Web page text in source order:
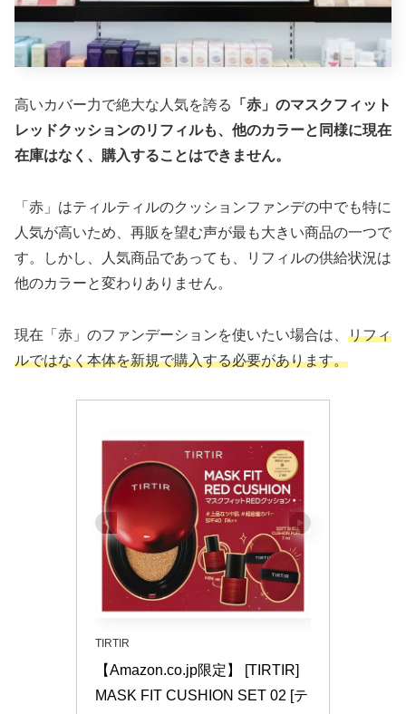
高いカバー力で絶大な人気を誇る
「赤」のマスクフィット
レッドクッションのリフィルも、他のカラーと同様に現在
在庫はなく、購入することはできません。
「赤」はティルティルのクッションファンデの中でも特に
人気が高いため、再販を望む声が最も大きい商品の一つで
す。しかし、人気商品であっても、リフィルの供給状況は
他のカラーと変わりありません。
現在「赤」のファンデーションを使いたい場合は、 リフィ
ルではなく本体を新規で購入する必要があります。
TIRTIR
【Amazon.co.jp限定】 [TIRTIR]
MASK FIT CUSHION SET 02 [テ